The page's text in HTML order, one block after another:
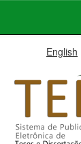
English